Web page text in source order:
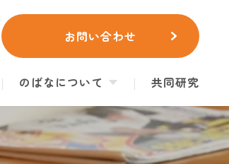
お問い合わせ
のばなについて 共同研究